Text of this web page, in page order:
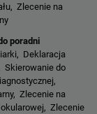
Zlecenie na
poradni
Deklaracja
Skierowanie do
Zlecenie na
Zlecenie